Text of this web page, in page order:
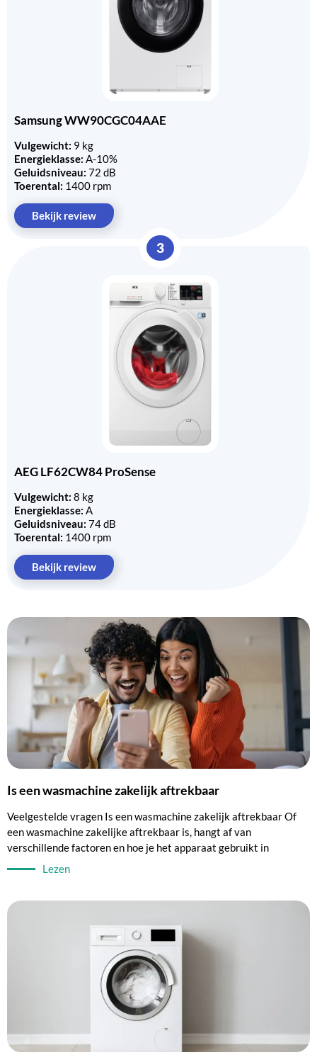
Samsung WW90CGC04AAE
Vulgewicht: 9 kg
Energieklasse: A-10%
Geluidsniveau: 72 dB
Toerental: 1400 rpm
Bekijk review
3
AEG LF62CW84 ProSense
Vulgewicht: 8 kg
Energieklasse: A
Geluidsniveau: 74 dB
Toerental: 1400 rpm
Bekijk review
Is een wasmachine zakelijk aftrekbaar
Veelgestelde vragen Is een wasmachine zakelijk aftrekbaar Of
een wasmachine zakelijke aftrekbaar is, hangt af van
verschillende factoren en hoe je het apparaat gebruikt in
Lezen